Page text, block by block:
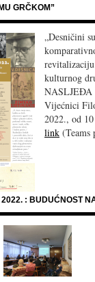
GRČKOM”
„Desničini
kulturnog
NASLJEĐA
Vijećnici
2022., od
link (Teams
2022. : BUDUĆNOST